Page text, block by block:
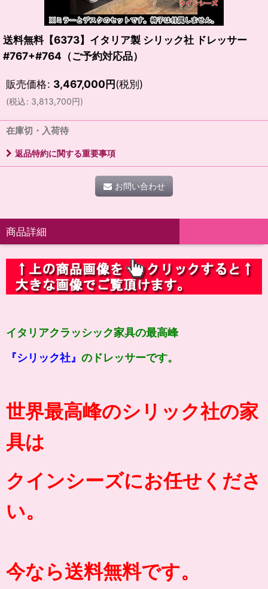
送料無料【6373】イタリア製 シリック社 ドレッサー
#767+#764（ご予約対応品）
販売価格: 3,467,000円(税別)
(税込: 3,813,700円)
在庫切・入荷待
返品特約に関する重要事項
お問い合わせ
商品詳細
イタリアクラッシック家具の最高峰
『シリック社』 のドレッサーです。
世界最高峰のシリック社の家
具は
クインシーズにお任せくださ
い。
今なら送料無料です。